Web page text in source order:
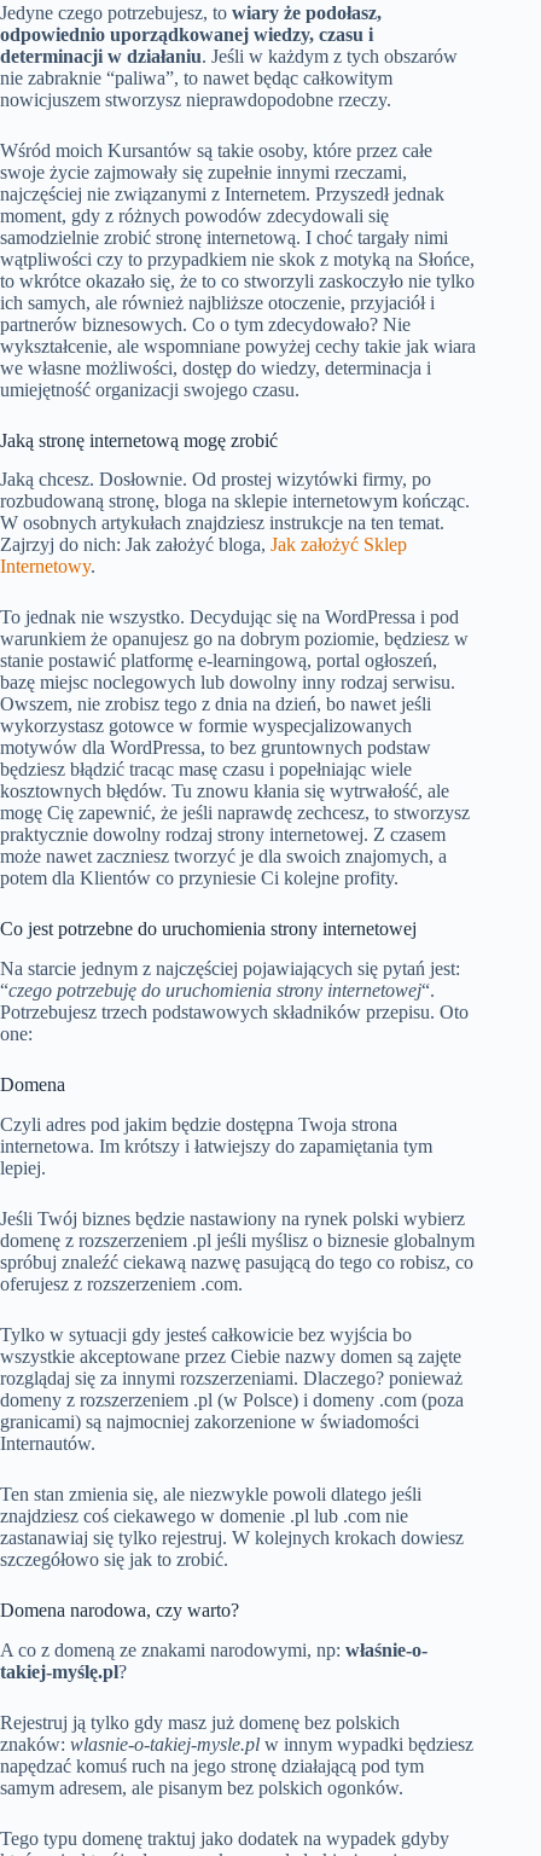
Jedyne czego potrzebujesz, to wiary że podołasz,
odpowiednio uporządkowanej wiedzy, czasu i
determinacji w działaniu. Jeśli w każdym z tych obszarów
nie zabraknie “paliwa”, to nawet będąc całkowitym
nowicjuszem stworzysz nieprawdopodobne rzeczy.
Wśród moich Kursantów są takie osoby, które przez całe
swoje życie zajmowały się zupełnie innymi rzeczami,
najczęściej nie związanymi z Internetem. Przyszedł jednak
moment, gdy z różnych powodów zdecydowali się
samodzielnie zrobić stronę internetową. I choć targały nimi
wątpliwości czy to przypadkiem nie skok z motyką na Słońce,
to wkrótce okazało się, że to co stworzyli zaskoczyło nie tylko
ich samych, ale również najbliższe otoczenie, przyjaciół i
partnerów biznesowych. Co o tym zdecydowało? Nie
wykształcenie, ale wspomniane powyżej cechy takie jak wiara
we własne możliwości, dostęp do wiedzy, determinacja i
umiejętność organizacji swojego czasu.
Jaką stronę internetową mogę zrobić
Jaką chcesz. Dosłownie. Od prostej wizytówki firmy, po
rozbudowaną stronę, bloga na sklepie internetowym kończąc.
W osobnych artykułach znajdziesz instrukcje na ten temat.
Zajrzyj do nich: Jak założyć bloga, Jak założyć Sklep
Internetowy.
To jednak nie wszystko. Decydując się na WordPressa i pod
warunkiem że opanujesz go na dobrym poziomie, będziesz w
stanie postawić platformę e-learningową, portal ogłoszeń,
bazę miejsc noclegowych lub dowolny inny rodzaj serwisu.
Owszem, nie zrobisz tego z dnia na dzień, bo nawet jeśli
wykorzystasz gotowce w formie wyspecjalizowanych
motywów dla WordPressa, to bez gruntownych podstaw
będziesz błądzić tracąc masę czasu i popełniając wiele
kosztownych błędów. Tu znowu kłania się wytrwałość, ale
mogę Cię zapewnić, że jeśli naprawdę zechcesz, to stworzysz
praktycznie dowolny rodzaj strony internetowej. Z czasem
może nawet zaczniesz tworzyć je dla swoich znajomych, a
potem dla Klientów co przyniesie Ci kolejne profity.
Co jest potrzebne do uruchomienia strony internetowej
Na starcie jednym z najczęściej pojawiających się pytań jest:
“czego potrzebuję do uruchomienia strony internetowej“.
Potrzebujesz trzech podstawowych składników przepisu. Oto
one:
Domena
Czyli adres pod jakim będzie dostępna Twoja strona
internetowa. Im krótszy i łatwiejszy do zapamiętania tym
lepiej.
Jeśli Twój biznes będzie nastawiony na rynek polski wybierz
domenę z rozszerzeniem .pl jeśli myślisz o biznesie globalnym
spróbuj znaleźć ciekawą nazwę pasującą do tego co robisz, co
oferujesz z rozszerzeniem .com.
Tylko w sytuacji gdy jesteś całkowicie bez wyjścia bo
wszystkie akceptowane przez Ciebie nazwy domen są zajęte
rozglądaj się za innymi rozszerzeniami. Dlaczego? ponieważ
domeny z rozszerzeniem .pl (w Polsce) i domeny .com (poza
granicami) są najmocniej zakorzenione w świadomości
Internautów.
Ten stan zmienia się, ale niezwykle powoli dlatego jeśli
znajdziesz coś ciekawego w domenie .pl lub .com nie
zastanawiaj się tylko rejestruj. W kolejnych krokach dowiesz
szczegółowo się jak to zrobić.
Domena narodowa, czy warto?
A co z domeną ze znakami narodowymi, np: właśnie-o-
takiej-myślę.pl?
Rejestruj ją tylko gdy masz już domenę bez polskich
znaków: wlasnie-o-takiej-mysle.pl w innym wypadki będziesz
napędzać komuś ruch na jego stronę działającą pod tym
samym adresem, ale pisanym bez polskich ogonków.
Tego typu domenę traktuj jako dodatek na wypadek gdyby